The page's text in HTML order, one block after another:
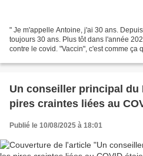
" Je m'appelle Antoine, j'ai 30 ans.
toujours 30 ans. Plus tôt dans l'année
contre le covid. "Vaccin", c'est comme ça
Un conseiller principal du
pires craintes liées au
Publié le 10/08/2025 à 18:01